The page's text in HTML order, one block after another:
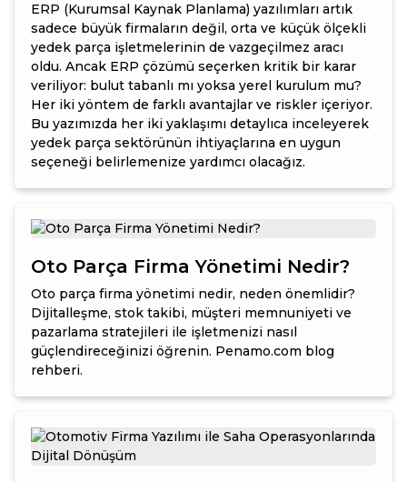
ERP (Kurumsal Kaynak Planlama) yazılımları artık
sadece büyük firmaların değil, orta ve küçük ölçekli
yedek parça işletmelerinin de vazgeçilmez aracı
oldu. Ancak ERP çözümü seçerken kritik bir karar
veriliyor: bulut tabanlı mı yoksa yerel kurulum mu?
Her iki yöntem de farklı avantajlar ve riskler içeriyor.
Bu yazımızda her iki yaklaşımı detaylıca inceleyerek
yedek parça sektörünün ihtiyaçlarına en uygun
seçeneği belirlemenize yardımcı olacağız.
Oto Parça Firma Yönetimi Nedir?
Oto parça firma yönetimi nedir, neden önemlidir?
Dijitalleşme, stok takibi, müşteri memnuniyeti ve
pazarlama stratejileri ile işletmenizi nasıl
güçlendireceğinizi öğrenin. Penamo.com blog
rehberi.